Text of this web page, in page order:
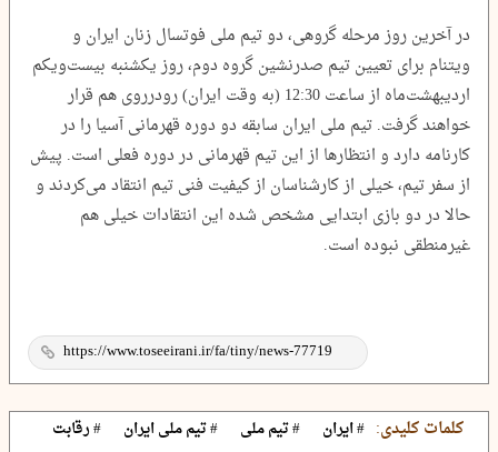
در آخرین روز مرحله گروهی، دو تیم ملی فوتسال زنان ایران و
ویتنام برای تعیین تیم صدرنشین گروه دوم، روز یکشنبه بیست‌ویکم
اردیبهشت‌ماه از ساعت 12:30 (به وقت ایران) رودرروی هم قرار
خواهند گرفت. تیم ملی ایران سابقه دو دوره قهرمانی آسیا را در
کارنامه دارد و انتظار‌ها از این تیم قهرمانی در دوره فعلی است. پیش
از سفر تیم، خیلی از کارشناسان از کیفیت فنی تیم انتقاد می‌کردند و
حالا در دو بازی ابتدایی مشخص شده این انتقادات خیلی هم
غیرمنطقی نبوده است.
کلمات کلیدی: # ایران # تیم ملی # تیم ملی ایران
# رقابت